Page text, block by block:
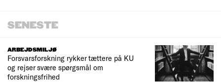
SENESTE
ARBEJDSMILJØ
Forsvarsforskning rykker tættere på KU
og rejser svære spørgsmål om
forskningsfrihed